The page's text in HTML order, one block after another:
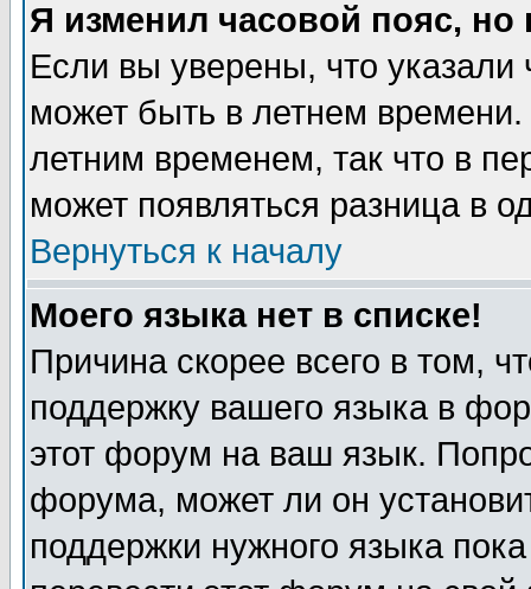
Я изменил часовой пояс,
Если вы уверены, что указали
может быть в летнем
летним временем, так что в
может появляться разница в
Вернуться к началу
Моего языка нет в списке!
Причина скорее всего в том,
поддержку вашего языка в
этот форум на ваш язык.
форума, может ли он
поддержки нужного языка